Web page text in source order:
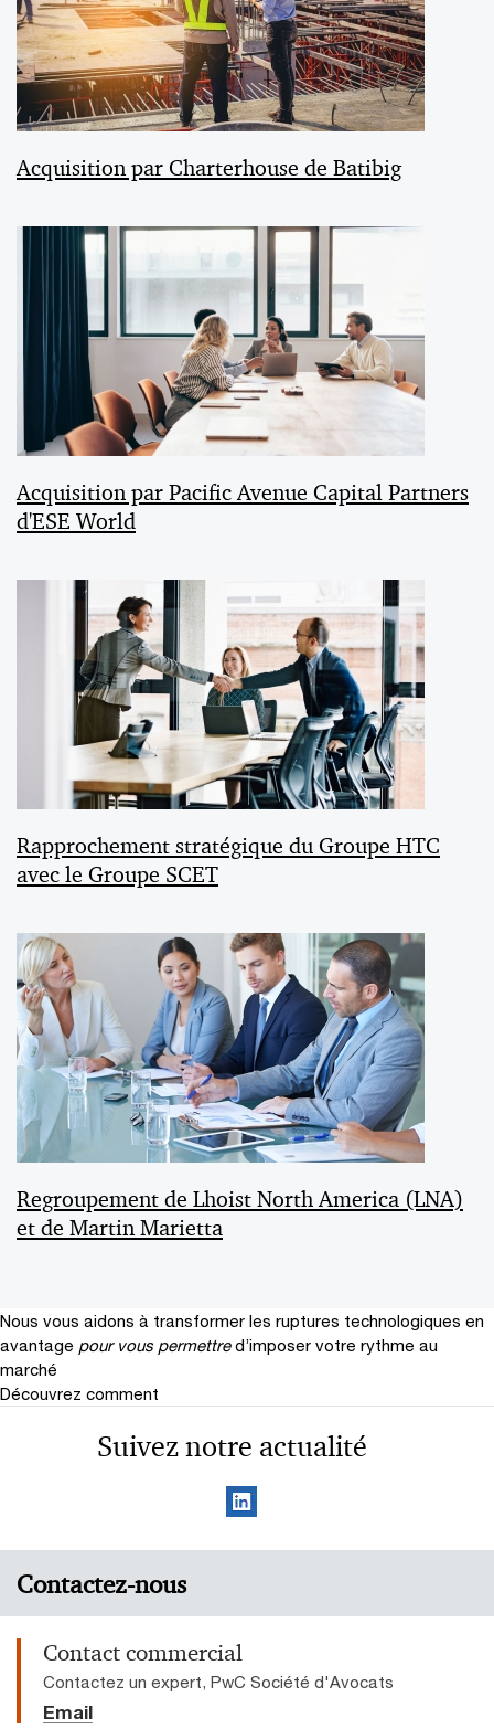
Acquisition par Charterhouse de Batibig
Acquisition par Pacific Avenue Capital Partners
d'ESE World
Rapprochement stratégique du Groupe HTC
avec le Groupe SCET
Regroupement de Lhoist North America (LNA)
et de Martin Marietta
Nous vous aidons à transformer les ruptures technologiques en
avantage pour vous permettre d’imposer votre rythme au
marché
Découvrez comment
Suivez notre actualité
Contactez-nous
Contact commercial
Contactez un expert, PwC Société d'Avocats
Email